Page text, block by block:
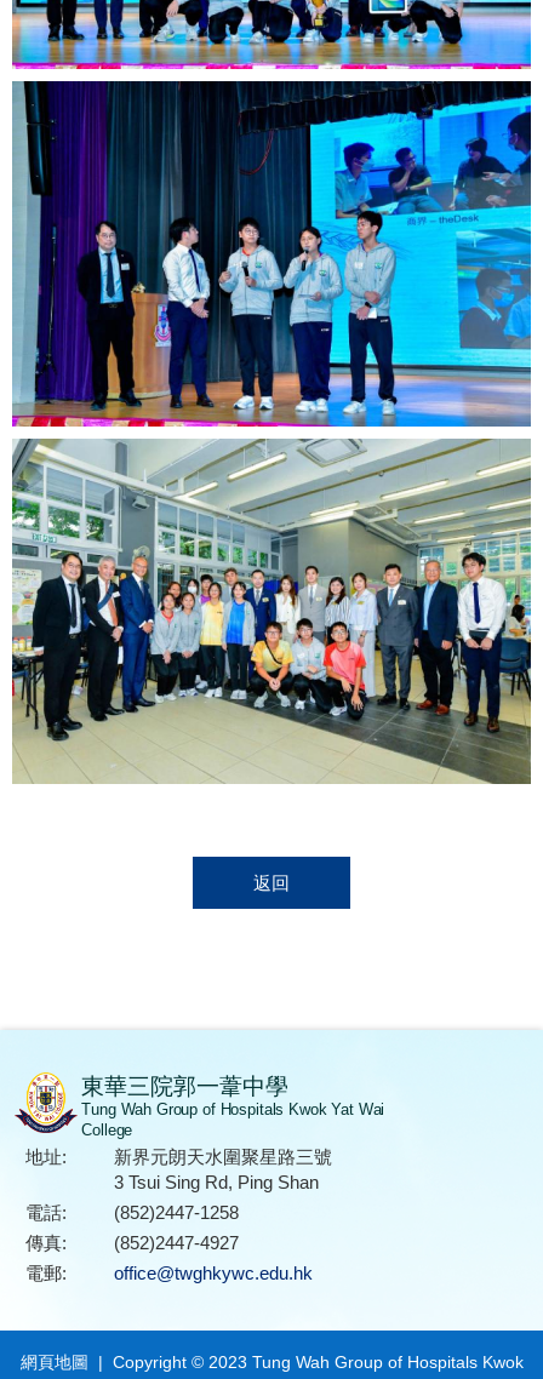
返回
東華三院郭一葦中學
Tung Wah Group of Hospitals Kwok Yat Wai
College
地址:
新界元朗天水圍聚星路三號
3 Tsui Sing Rd, Ping Shan
電話:
(852)2447-1258
傳真:
(852)2447-4927
電郵:
office@twghkywc.edu.hk
網頁地圖 | Copyright © 2023 Tung Wah Group of Hospitals Kwok